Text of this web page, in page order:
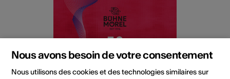
Nous avons besoin de votre consentement
Nous utilisons des cookies et des technologies similaires sur